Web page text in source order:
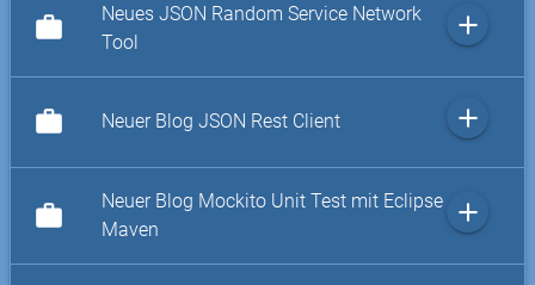
work
Neues JSON Random Service Network
Tool
add
work Neuer Blog JSON Rest Client add
work
Neuer Blog Mockito Unit Test mit Eclipse
Maven
add